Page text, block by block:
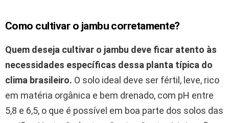
Como cultivar o jambu corretamente?
Quem deseja cultivar o jambu deve ficar atento às
necessidades específicas dessa planta típica do
clima brasileiro. O solo ideal deve ser fértil, leve, rico
em matéria orgânica e bem drenado, com pH entre
5,8 e 6,5, o que é possível em boa parte dos solos das